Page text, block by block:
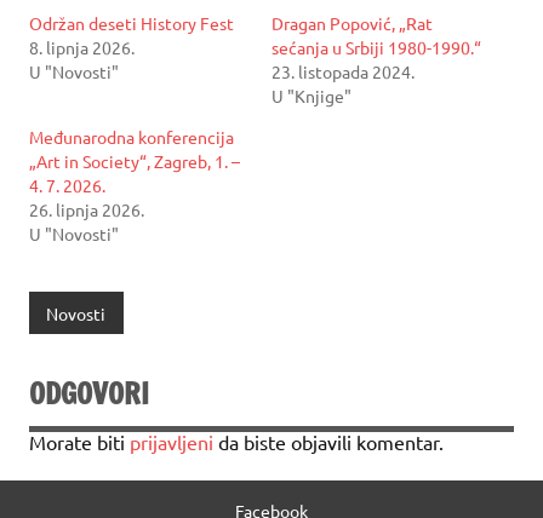
Održan deseti History Fest
8. lipnja 2026.
U "Novosti"
Dragan Popović, „Rat
sećanja u Srbiji 1980-1990.“
23. listopada 2024.
U "Knjige"
Međunarodna konferencija
„Art in Society“, Zagreb, 1. –
4. 7. 2026.
26. lipnja 2026.
U "Novosti"
Novosti
ODGOVORI
Morate biti prijavljeni da biste objavili komentar.
Facebook